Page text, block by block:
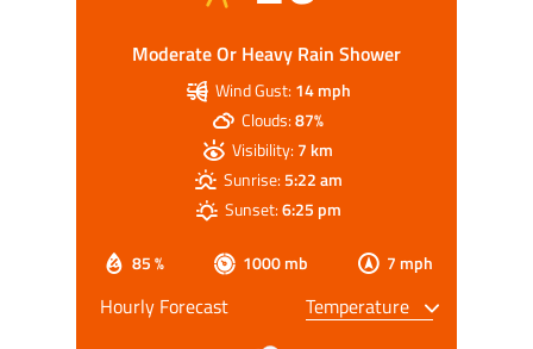
Moderate Or Heavy Rain Shower
85 % 1000 mb 7 mph
Wind Gust: 14 mph
Clouds:87%
Visibility:7 km
Sunrise:5:22 am
Sunset:6:25 pm
Hourly Forecast